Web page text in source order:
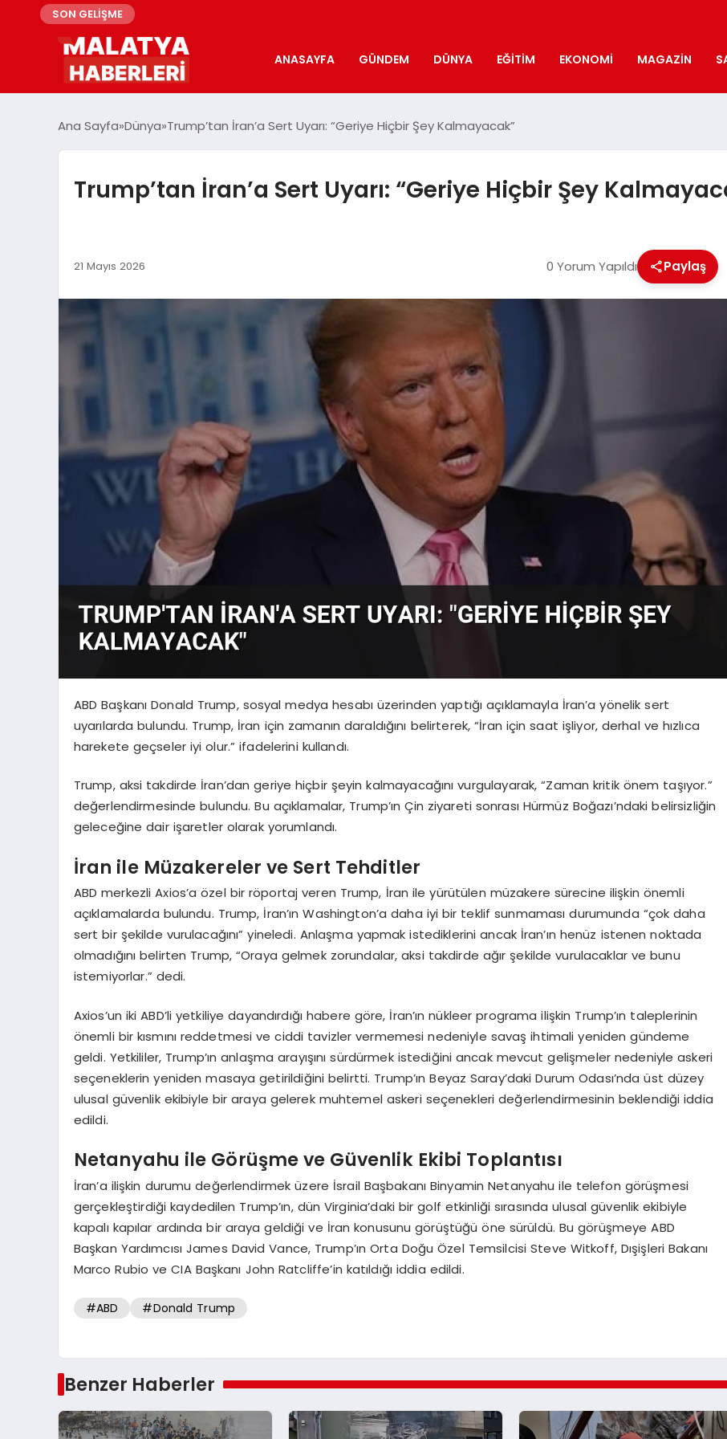
SON GELİŞME
ANASAYFA GÜNDEM DÜNYA EĞITIM EKONOMI MAGAZIN
Ana Sayfa Dünya Trump’tan İran’a Sert Uyarı: “Geriye Hiçbir Şey Kalmayacak”
Trump’tan İran’a Sert Uyarı: “Geriye Hiçbir Şey
21 Mayıs 2026 0 Yorum Yapıldı Paylaş
ABD Başkanı Donald Trump, sosyal medya hesabı üzerinden yaptığı açıklamayla İran’a yönelik sert
uyarılarda bulundu. Trump, İran için zamanın daraldığını belirterek, “İran için saat işliyor, derhal ve hızlıca
harekete geçseler iyi olur.” ifadelerini kullandı.
Trump, aksi takdirde İran’dan geriye hiçbir şeyin kalmayacağını vurgulayarak, “Zaman kritik önem taşıyor.”
değerlendirmesinde bulundu. Bu açıklamalar, Trump’ın Çin ziyareti sonrası Hürmüz Boğazı’ndaki belirsizliğin
geleceğine dair işaretler olarak yorumlandı.
İran ile Müzakereler ve Sert Tehditler
ABD merkezli Axios’a özel bir röportaj veren Trump, İran ile yürütülen müzakere sürecine ilişkin önemli
açıklamalarda bulundu. Trump, İran’ın Washington’a daha iyi bir teklif sunmaması durumunda “çok daha
sert bir şekilde vurulacağını” yineledi. Anlaşma yapmak istediklerini ancak İran’ın henüz istenen noktada
olmadığını belirten Trump, “Oraya gelmek zorundalar, aksi takdirde ağır şekilde vurulacaklar ve bunu
istemiyorlar.” dedi.
Axios’un iki ABD’li yetkiliye dayandırdığı habere göre, İran’ın nükleer programa ilişkin Trump’ın taleplerinin
önemli bir kısmını reddetmesi ve ciddi tavizler vermemesi nedeniyle savaş ihtimali yeniden gündeme
geldi. Yetkililer, Trump’ın anlaşma arayışını sürdürmek istediğini ancak mevcut gelişmeler nedeniyle askeri
seçeneklerin yeniden masaya getirildiğini belirtti. Trump’ın Beyaz Saray’daki Durum Odası’nda üst düzey
ulusal güvenlik ekibiyle bir araya gelerek muhtemel askeri seçenekleri değerlendirmesinin beklendiği iddia
edildi.
Netanyahu ile Görüşme ve Güvenlik Ekibi Toplantısı
İran’a ilişkin durumu değerlendirmek üzere İsrail Başbakanı Binyamin Netanyahu ile telefon görüşmesi
gerçekleştirdiği kaydedilen Trump’ın, dün Virginia’daki bir golf etkinliği sırasında ulusal güvenlik ekibiyle
kapalı kapılar ardında bir araya geldiği ve İran konusunu görüştüğü öne sürüldü. Bu görüşmeye ABD
Başkan Yardımcısı James David Vance, Trump’ın Orta Doğu Özel Temsilcisi Steve Witkoff, Dışişleri Bakanı
Marco Rubio ve CIA Başkanı John Ratcliffe’in katıldığı iddia edildi.
#ABD #Donald Trump
Benzer Haberler